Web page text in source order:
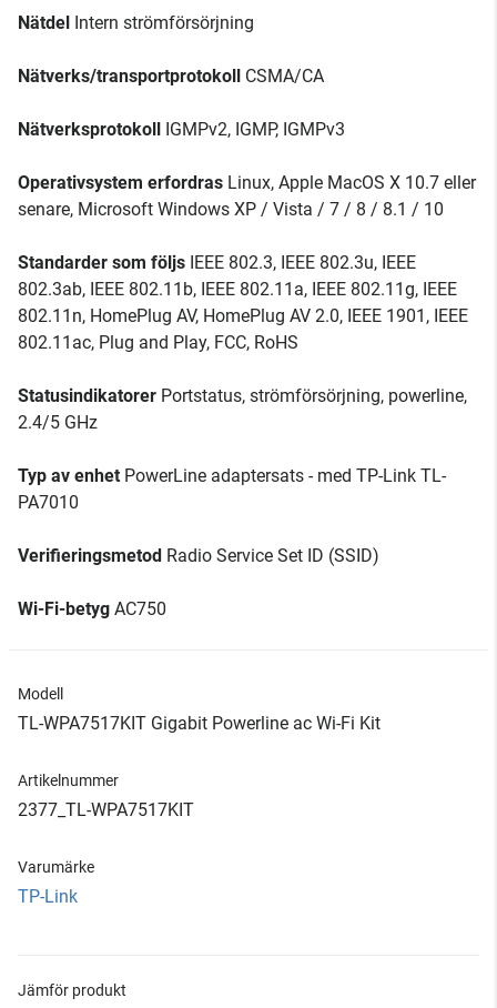
Nätdel Intern strömförsörjning
Nätverks/transportprotokoll CSMA/CA
Nätverksprotokoll IGMPv2, IGMP, IGMPv3
Operativsystem erfordras Linux, Apple MacOS X 10.7 eller
senare, Microsoft Windows XP / Vista / 7 / 8 / 8.1 / 10
Standarder som följs IEEE 802.3, IEEE 802.3u, IEEE
802.3ab, IEEE 802.11b, IEEE 802.11a, IEEE 802.11g, IEEE
802.11n, HomePlug AV, HomePlug AV 2.0, IEEE 1901, IEEE
802.11ac, Plug and Play, FCC, RoHS
Statusindikatorer Portstatus, strömförsörjning, powerline,
2.4/5 GHz
Typ av enhet PowerLine adaptersats - med TP-Link TL-
PA7010
Verifieringsmetod Radio Service Set ID (SSID)
Wi-Fi-betyg AC750
Modell
TL-WPA7517KIT Gigabit Powerline ac Wi-Fi Kit
Artikelnummer
2377_TL-WPA7517KIT
Varumärke
TP-Link
Jämför produkt